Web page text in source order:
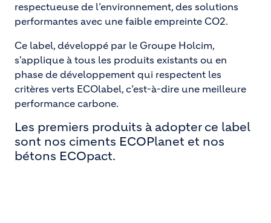
respectueuse de l’environnement, des solutions
performantes avec une faible empreinte CO2.
Ce label, développé par le Groupe Holcim,
s'applique à tous les produits existants ou en
phase de développement qui respectent les
critères verts ECOlabel, c’est-à-dire une meilleure
performance carbone.
Les premiers produits à adopter ce label
sont nos ciments ECOPlanet et nos
bétons ECOpact.